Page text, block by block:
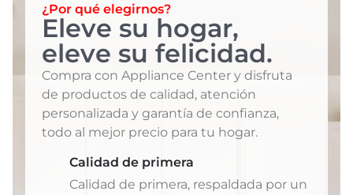
¿Por qué elegirnos?
Eleve su hogar,
eleve su felicidad.
Compra con Appliance Center y disfruta
de productos de calidad, atención
personalizada y garantía de confianza,
todo al mejor precio para tu hogar.
Calidad de primera
Calidad de primera, respaldada por un